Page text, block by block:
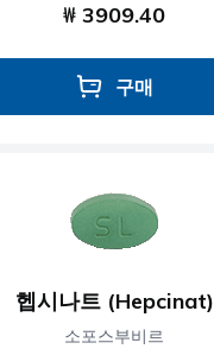
₩ 3909.40
구매
헵시나트 (Hepcinat)
소포스부비르